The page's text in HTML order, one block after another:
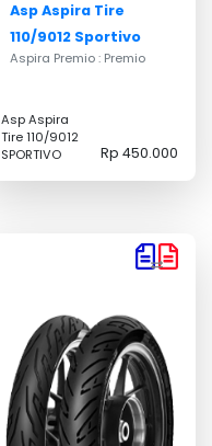
Asp Aspira Tire
110/9012 Sportivo
Aspira Premio : Premio
Asp Aspira
Tire 110/9012
SPORTIVO
Rp 450.000